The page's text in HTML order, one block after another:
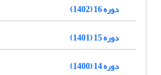
دوره 16 (1402)
دوره 15 (1401)
دوره 14 (1400)